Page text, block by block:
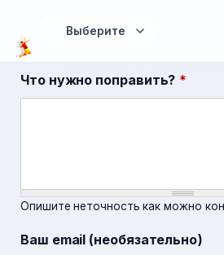
Что нужно поправить? *
Опишите неточность как можно
Ваш email (необязательно)